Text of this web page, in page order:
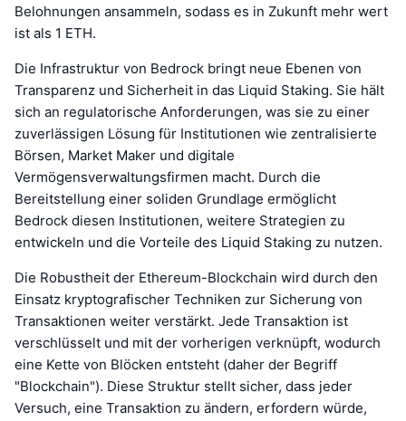
Belohnungen ansammeln, sodass es in Zukunft mehr wert
ist als 1 ETH.
Die Infrastruktur von Bedrock bringt neue Ebenen von
Transparenz und Sicherheit in das Liquid Staking. Sie hält
sich an regulatorische Anforderungen, was sie zu einer
zuverlässigen Lösung für Institutionen wie zentralisierte
Börsen, Market Maker und digitale
Vermögensverwaltungsfirmen macht. Durch die
Bereitstellung einer soliden Grundlage ermöglicht
Bedrock diesen Institutionen, weitere Strategien zu
entwickeln und die Vorteile des Liquid Staking zu nutzen.
Die Robustheit der Ethereum-Blockchain wird durch den
Einsatz kryptografischer Techniken zur Sicherung von
Transaktionen weiter verstärkt. Jede Transaktion ist
verschlüsselt und mit der vorherigen verknüpft, wodurch
eine Kette von Blöcken entsteht (daher der Begriff
"Blockchain"). Diese Struktur stellt sicher, dass jeder
Versuch, eine Transaktion zu ändern, erfordern würde,